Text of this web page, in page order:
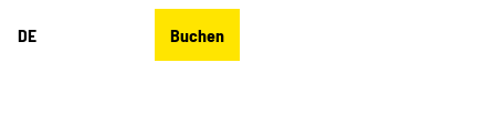
DE Buchen